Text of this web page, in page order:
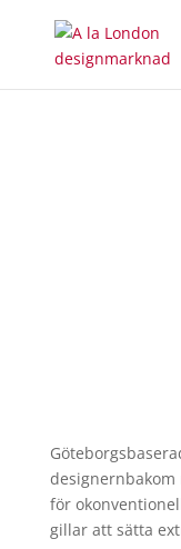
designernbakom
för
gillar att sätta